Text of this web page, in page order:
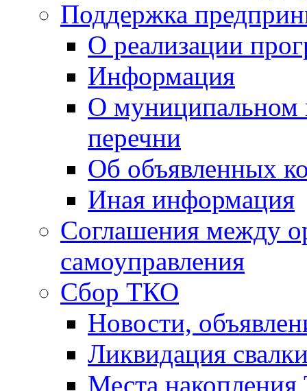
Поддержка
О реализации
Информация
О муниципальном
перечни
Об объявленных
Иная информация
Соглашения между
самоуправления
Сбор ТКО
Новости,
Ликвидация
Места